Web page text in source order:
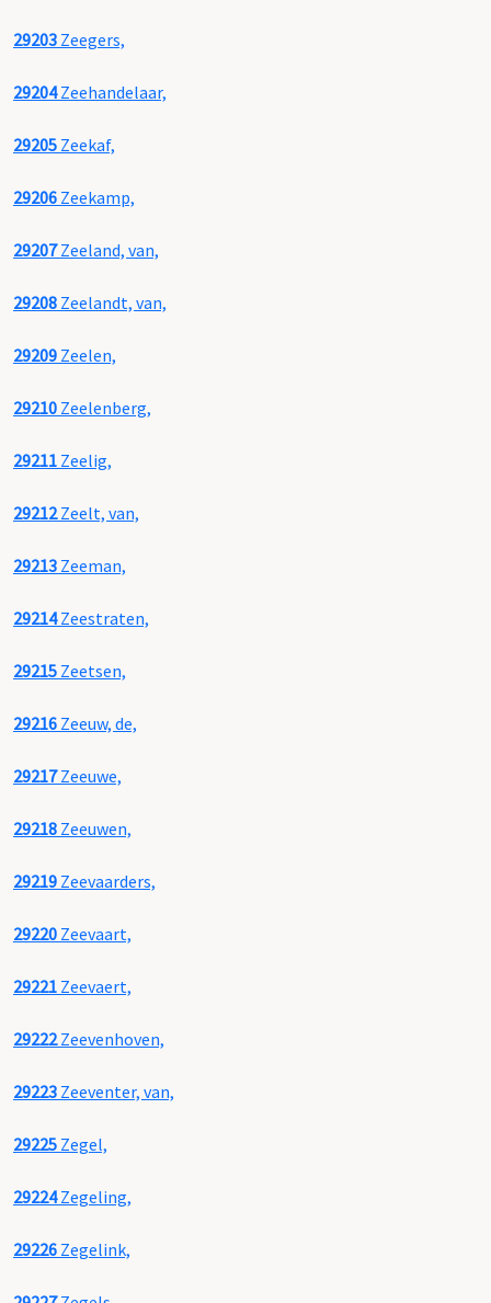
29203 Zeegers,
29204Zeehandelaar,
29205 Zeekaf,
29206 Zeekamp,
29207Zeeland, van,
29208 Zeelandt, van,
29209 Zeelen,
29210 Zeelenberg,
29211 Zeelig,
29212Zeelt, van,
29213 Zeeman,
29214Zeestraten,
29215 Zeetsen,
29216 Zeeuw, de,
29217Zeeuwe,
29218 Zeeuwen,
29219 Zeevaarders,
29220 Zeevaart,
29221 Zeevaert,
29222Zeevenhoven,
29223 Zeeventer, van,
29225 Zegel,
29224Zegeling,
29226 Zegelink,